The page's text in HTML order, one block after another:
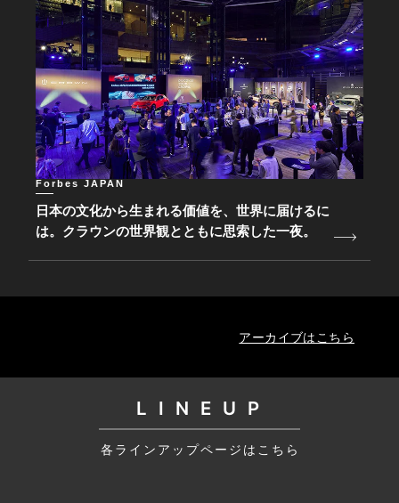
Forbes JAPAN
日本の文化から生まれる価値を、世界に届けるに
は。クラウンの世界観とともに思索した一夜。
アーカイブはこちら
L I N E U P
各ラインアップページはこちら